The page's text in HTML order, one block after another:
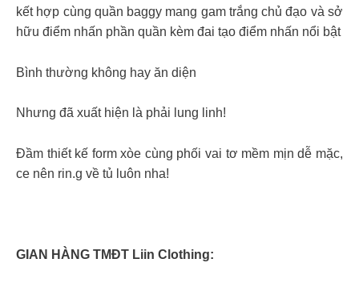
kết hợp cùng quần baggy mang gam trắng chủ đạo và sở
hữu điểm nhấn phần quần kèm đai tạo điểm nhấn nổi bật
Bình thường không hay ăn diện
Nhưng đã xuất hiện là phải lung linh!
Đầm thiết kế form xòe cùng phối vai tơ mềm mịn dễ mặc,
ce nên rin.g về tủ luôn nha!
GIAN HÀNG TMĐT Liin Clothing: